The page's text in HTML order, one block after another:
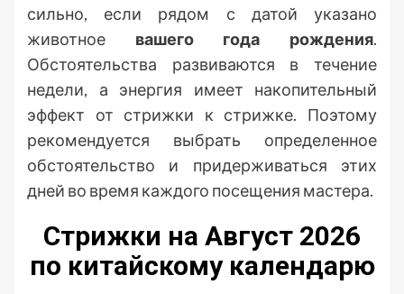
сильно, если рядом с датой указано
животное вашего года рождения.
Обстоятельства развиваются в течение
недели, а энергия имеет накопительный
эффект от стрижки к стрижке. Поэтому
рекомендуется выбрать определенное
обстоятельство и придерживаться этих
дней во время каждого посещения мастера.
Стрижки на Август 2026
по китайскому календарю